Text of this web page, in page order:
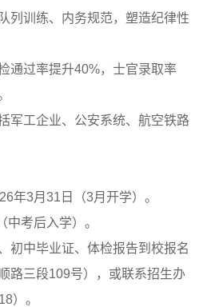
列训练、内务规范，塑造纪律性
通过率提升40%，士官录取率
军工企业、公安系统、航空铁路
年3月31日（3月开学）。
考后入学）。
初中毕业证、体检报告到校报名
路三段109号），或联系招生办
）。